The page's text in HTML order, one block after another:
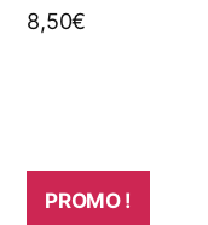
N
o
8,50€
PROMO !